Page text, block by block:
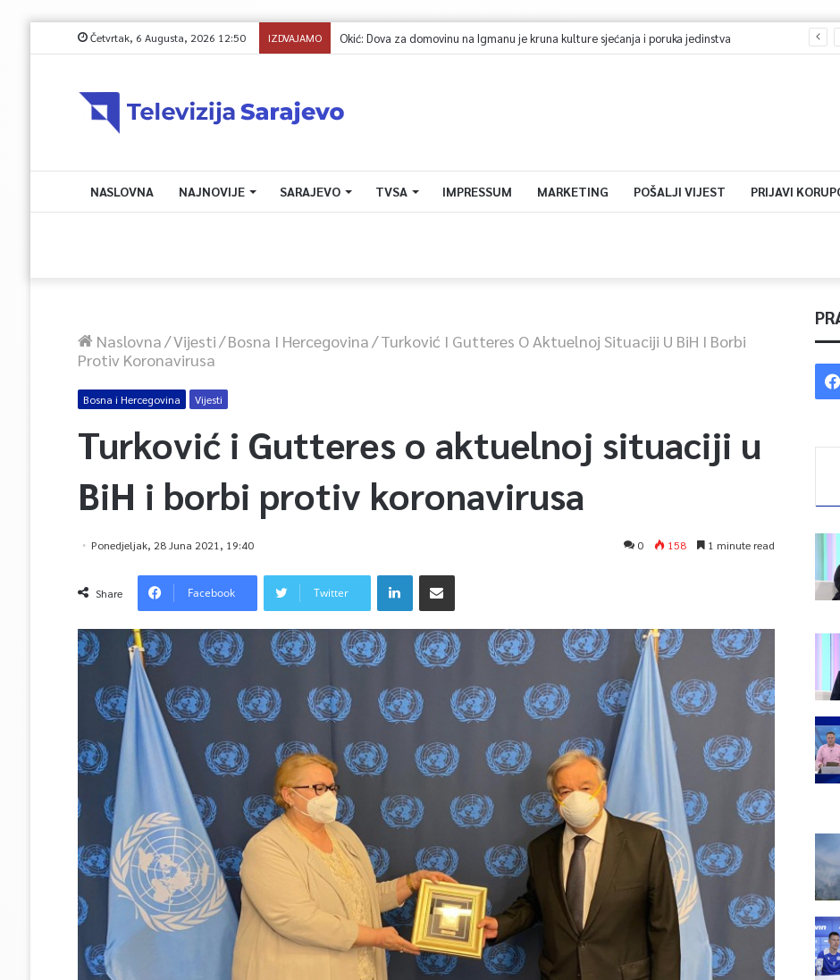
Četvrtak, 6 Augusta, 2026 12:50 IZDVAJAMO
NASLOVNA NAJNOVIJE SARAJEVO TVSA IMPRESSUM MARKETING POŠALJI VIJEST PRIJAVI
Naslovna/Vijesti/Bosna I Hercegovina/Turković I Gutteres O Aktuelnoj Situaciji U BiH I Borbi
Protiv Koronavirusa
Bosna i Hercegovina Vijesti
Turković i Gutteres o aktuelnoj situaciji u
BiH i borbi protiv koronavirusa
Ponedjeljak, 28 Juna 2021, 19:40 0 158 1 minute read
Share Facebook Twitter